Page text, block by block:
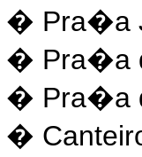
� Pra�a
� Pra�a
� Pra�a
�